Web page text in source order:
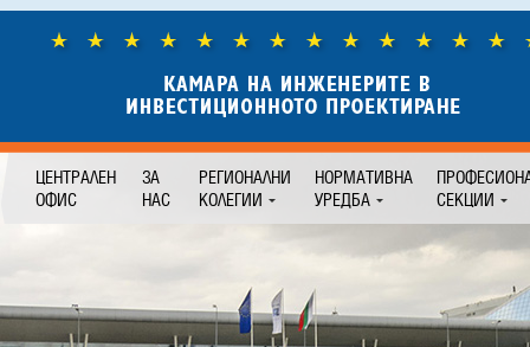
ЦЕНТРАЛЕН
ОФИС
ЗА
НАС
РЕГИОНАЛНИ
КОЛЕГИИ
НОРМАТИВНА
УРЕДБА
СЕКЦИИ